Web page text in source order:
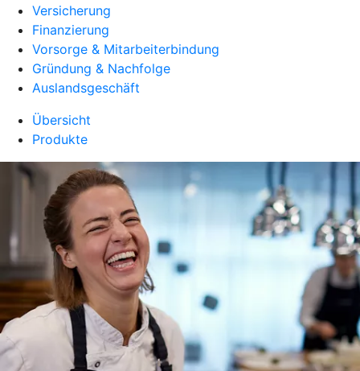
Versicherung
Finanzierung
Vorsorge & Mitarbeiterbindung
Gründung & Nachfolge
Auslandsgeschäft
Übersicht
Produkte